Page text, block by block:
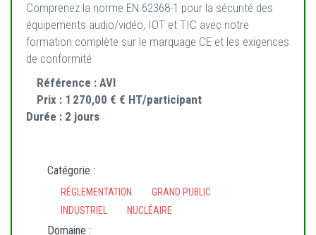
Comprenez la norme EN 62368-1 pour la sécurité des
équipements audio/vidéo, IOT et TIC avec notre
formation complète sur le marquage CE et les exigences
de conformité
Référence : AVI
Prix : 1 270,00 € € HT/participant
Durée : 2 jours
Catégorie :
RÉGLEMENTATION
GRAND PUBLIC
INDUSTRIEL
NUCLÉAIRE
Domaine :